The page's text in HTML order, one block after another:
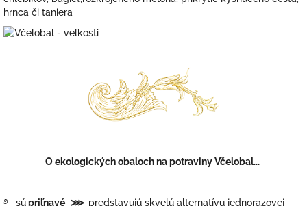
hrnca či taniera
O ekologických obaloch na potraviny Včelobal...
࿔ súpriľnavé ⋙ predstavujú skvelú alternatívu jednorazovej